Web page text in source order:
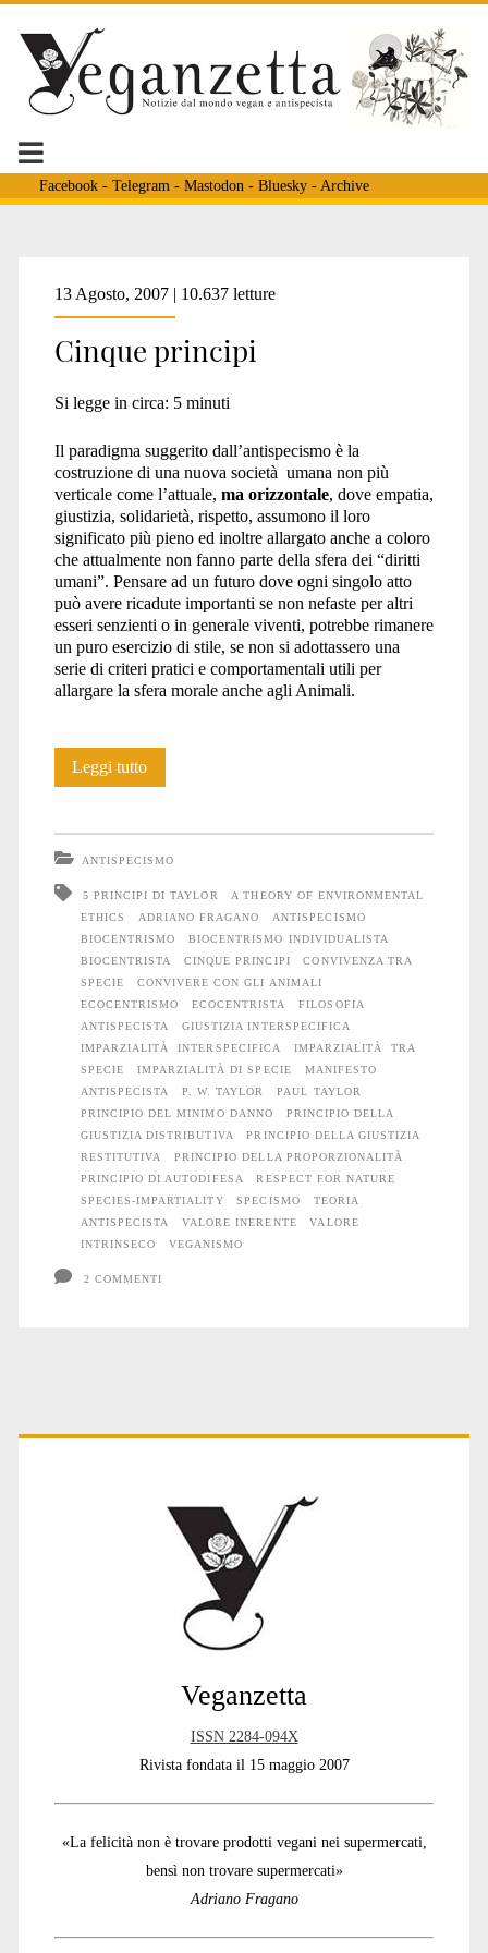
Facebook- Telegram - Mastodon - Bluesky- Archive
Tag:
<span>principio
della
giustizia
restitutiva</span>
13 Agosto, 2007 | 10.637 letture
Cinque principi
Si legge in circa: 5 minuti
Il paradigma suggerito dall’antispecismo è la
costruzione di una nuova società umana non più
verticale come l’attuale, ma orizzontale, dove empatia,
giustizia, solidarietà, rispetto, assumono il loro
significato più pieno ed inoltre allargato anche a coloro
che attualmente non fanno parte della sfera dei “diritti
umani”. Pensare ad un futuro dove ogni singolo atto
può avere ricadute importanti se non nefaste per altri
esseri senzienti o in generale viventi, potrebbe rimanere
un puro esercizio di stile, se non si adottassero una
serie di criteri pratici e comportamentali utili per
allargare la sfera morale anche agli Animali.
Leggi tuttoCinque
ANTISPECISMO
5 PRINCIPI DI TAYLOR
A THEORY OF ENVIRONMENTAL
ETHICS
ADRIANO FRAGANO
ANTISPECISMO
BIOCENTRISMO
BIOCENTRISMO INDIVIDUALISTA
BIOCENTRISTA
CINQUE PRINCIPI
CONVIVENZA TRA
SPECIE
CONVIVERE CON GLI ANIMALI
ECOCENTRISMO
ECOCENTRISTA
FILOSOFIA
ANTISPECISTA
GIUSTIZIA INTERSPECIFICA
IMPARZIALITÀ INTERSPECIFICA
IMPARZIALITÀ TRA
SPECIE
IMPARZIALITÀ DI SPECIE
MANIFESTO
ANTISPECISTA
P. W. TAYLOR
PAUL TAYLOR
PRINCIPIO DEL MINIMO DANNO
PRINCIPIO DELLA
GIUSTIZIA DISTRIBUTIVA
PRINCIPIO DELLA GIUSTIZIA
RESTITUTIVA
PRINCIPIO DELLA PROPORZIONALITÀ
PRINCIPIO DI AUTODIFESA
RESPECT FOR NATURE
SPECIES-IMPARTIALITY
SPECISMO
TEORIA
ANTISPECISTA
VALORE INERENTE
VALORE
INTRINSECO
VEGANISMO
2 COMMENTI
Primary
Veganzetta
ISSN 2284-094X
Rivista fondata il 15 maggio 2007
«La felicità non è trovare prodotti vegani nei supermercati,
bensì non trovare supermercati»
Adriano Fragano